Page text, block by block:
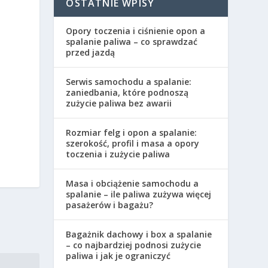
OSTATNIE WPISY
Opory toczenia i ciśnienie opon a
spalanie paliwa – co sprawdzać
przed jazdą
Serwis samochodu a spalanie:
zaniedbania, które podnoszą
zużycie paliwa bez awarii
Rozmiar felg i opon a spalanie:
szerokość, profil i masa a opory
toczenia i zużycie paliwa
Masa i obciążenie samochodu a
spalanie – ile paliwa zużywa więcej
pasażerów i bagażu?
Bagażnik dachowy i box a spalanie
– co najbardziej podnosi zużycie
paliwa i jak je ograniczyć